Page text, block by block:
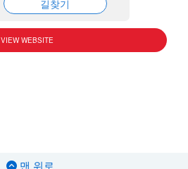
길찾기
VIEW WEBSITE
맨 위로